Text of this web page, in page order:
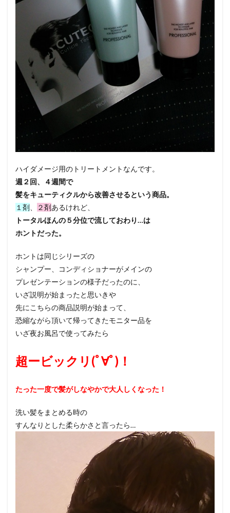
ハイダメージ用のトリートメントなんです。
週２回、４週間で
髪をキューティクルから改善させるという商品。
１剤
２剤あるけれど、
トータルほんの５分位で流しておわり…は
ホントだった。
ホントは同じシリーズの
シャンプー、コンディショナーがメインの
プレゼンテーションの様子だったのに、
いざ説明が始まったと思いきや
先にこちらの商品説明が始まって、
恐縮ながら頂いて帰ってきたモニター品を
いざ夜お風呂で使ってみたら
超ービックリ(ﾟ∀ﾟ)！
たった一度で髪がしなやかで大人しくなった！
洗い髪をまとめる時の
すんなりとした柔らかさと言ったら…